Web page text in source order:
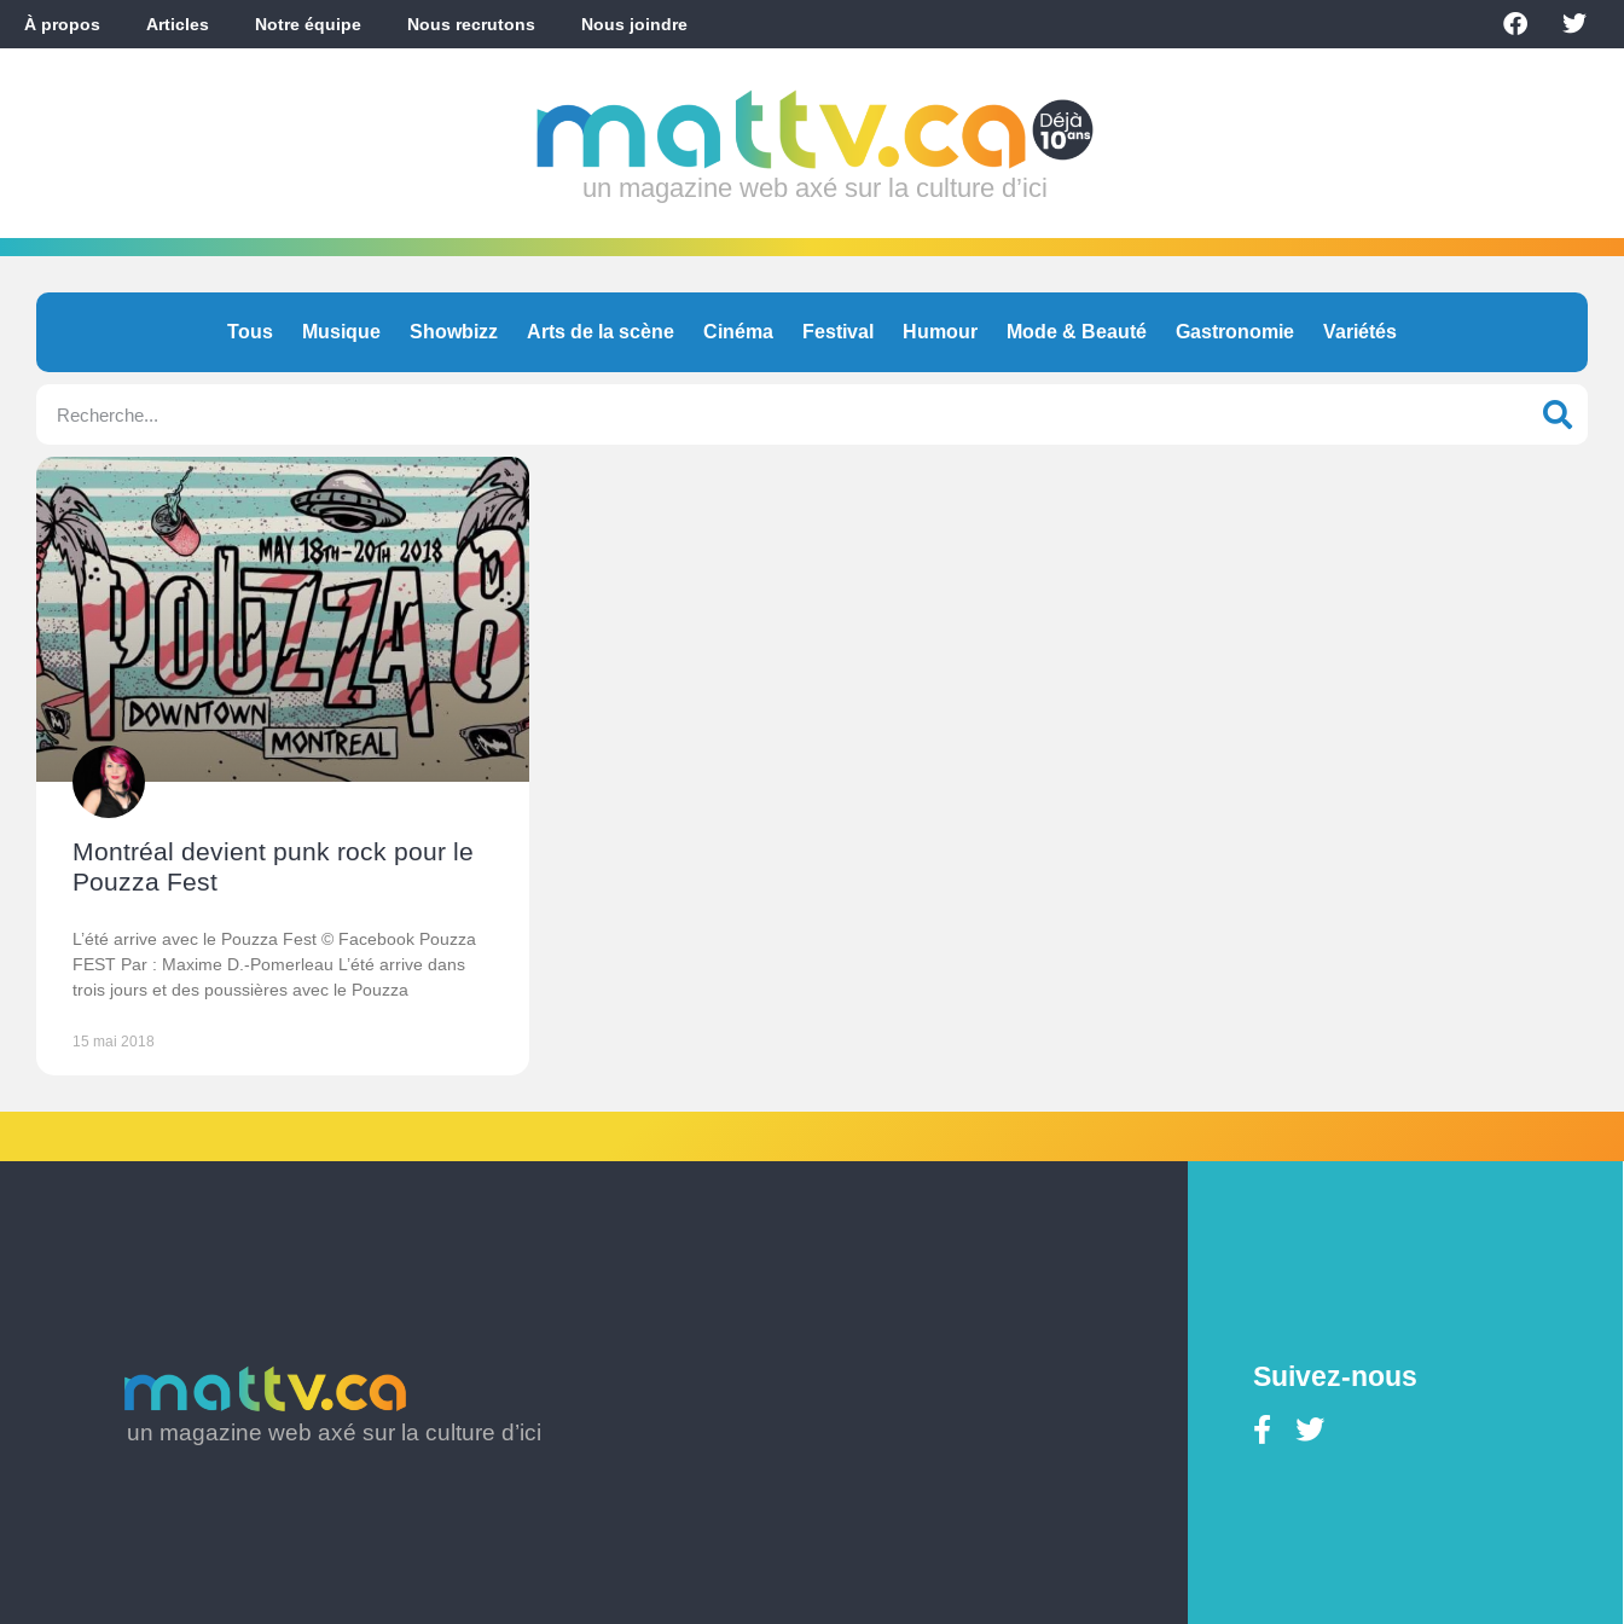
À propos Articles Notre équipe Nous recrutons Nous joindre
un magazine web axé sur la culture d’ici
Tous Musique Showbizz Arts de la scène Cinéma Festival Humour Mode & Beauté Gastronomie Variétés
Montréal devient punk rock pour le
Pouzza Fest
L’été arrive avec le Pouzza Fest © Facebook Pouzza
FEST Par : Maxime D.-Pomerleau L’été arrive dans
trois jours et des poussières avec le Pouzza
15 mai 2018
un magazine web axé sur la culture d’ici
Suivez-nous